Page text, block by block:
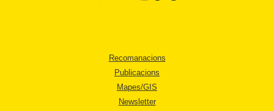
Recomanacions
Publicacions
Mapes/GIS
Newsletter